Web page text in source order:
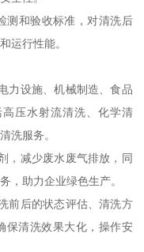
测和验收标准，对清洗后
运行性能。
力设施、机械制造、食品
压水射流清洗、化学清
洗服务。
，减少废水废气排放，同
，助力企业绿色生产。
前后的状态评估、清洗方
保清洗效果大化，操作安